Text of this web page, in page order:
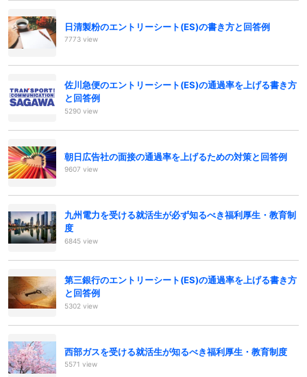
日清製粉のエントリーシート(ES)の書き方と回答例
7773 view
佐川急便のエントリーシート(ES)の通過率を上げる書き方
と回答例
5290 view
朝日広告社の面接の通過率を上げるための対策と回答例
9607 view
九州電力を受ける就活生が必ず知るべき福利厚生・教育制
度
6845 view
第三銀行のエントリーシート(ES)の通過率を上げる書き方
と回答例
5302 view
西部ガスを受ける就活生が知るべき福利厚生・教育制度
5571 view